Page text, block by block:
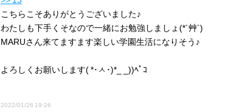
こちらこそありがとうございました♪
わたしも下手くそなので一緒にお勉強しましょ(*´艸`)
MARUさん来てますます楽しい学園生活になりそう♪
よろしくお願いします( *･ㅅ･)*_ _))ﾍﾟｺ
2022/01/26 19:26